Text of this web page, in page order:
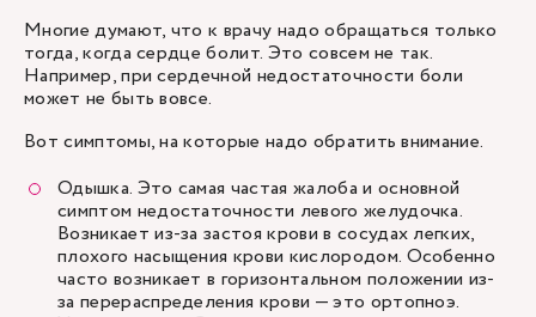
Многие думают, что к врачу надо обращаться только
тогда, когда сердце болит. Это совсем не так.
Например, при сердечной недостаточности боли
может не быть вовсе.
Вот симптомы, на которые надо обратить внимание.
Одышка. Это самая частая жалоба и основной
симптом недостаточности левого желудочка.
Возникает из-за застоя крови в сосудах легких,
плохого насыщения крови кислородом. Особенно
часто возникает в горизонтальном положении из-
за перераспределения крови — это ортопноэ.